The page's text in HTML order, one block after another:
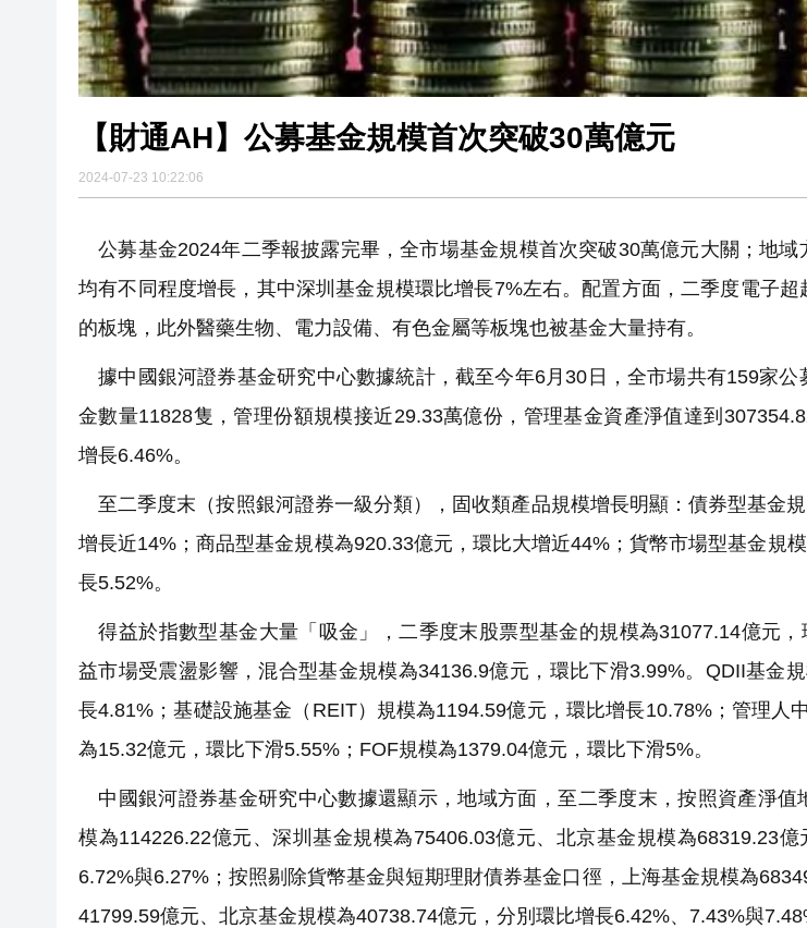
【財通AH】公募基金規模首次突破30萬億元
2024-07-23 10:22:06
公募基金2024年二季報披露完畢，全市場基金規模首次突破30萬億元大關；地域
均有不同程度增長，其中深圳基金規模環比增長7%左右。配置方面，二季度電子超
的板塊，此外醫藥生物、電力設備、有色金屬等板塊也被基金大量持有。
據中國銀河證券基金研究中心數據統計，截至今年6月30日，全市場共有159家公
金數量11828隻，管理份額規模接近29.33萬億份，管理基金資產淨值達到
增長6.46%。
至二季度末（按照銀河證券一級分類），固收類產品規模增長明顯：債券型基金
增長近14%；商品型基金規模為920.33億元，環比大增近44%；貨幣市場型基金規
長5.52%。
得益於指數型基金大量「吸金」，二季度末股票型基金的規模為31077.14億元，
益市場受震盪影響，混合型基金規模為34136.9億元，環比下滑3.99%。QDII基金
長4.81%；基礎設施基金（REIT）規模為1194.59億元，環比增長10.78%；管理人
為15.32億元，環比下滑5.55%；FOF規模為1379.04億元，環比下滑5%。
中國銀河證券基金研究中心數據還顯示，地域方面，至二季度末，按照資產淨值
模為114226.22億元、深圳基金規模為75406.03億元、北京基金規模為68319.23億
6.72%與6.27%；按照剔除貨幣基金與短期理財債券基金口徑，上海基金規模為
41799.59億元、北京基金規模為40738.74億元，分別環比增長6.42%、7.43%與